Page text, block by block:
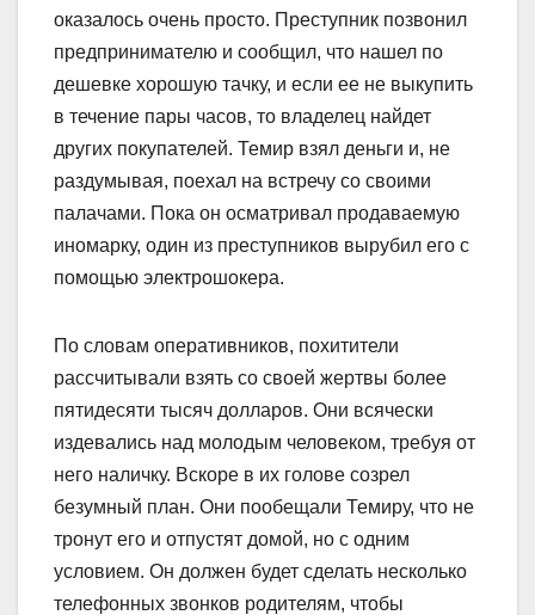
оказалось очень просто. Преступник позвонил
предпринимателю и сообщил, что нашел по
дешевке хорошую тачку, и если ее не выкупить
в течение пары часов, то владелец найдет
других покупателей. Темир взял деньги и, не
раздумывая, поехал на встречу со своими
палачами. Пока он осматривал продаваемую
иномарку, один из преступников вырубил его с
помощью электрошокера.
По словам оперативников, похитители
рассчитывали взять со своей жертвы более
пятидесяти тысяч долларов. Они всячески
издевались над молодым человеком, требуя от
него наличку. Вскоре в их голове созрел
безумный план. Они пообещали Темиру, что не
тронут его и отпустят домой, но с одним
условием. Он должен будет сделать несколько
телефонных звонков родителям, чтобы